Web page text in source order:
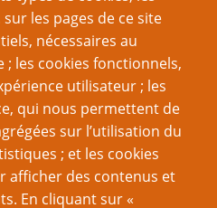
les pages de ce site
nécessaires au
les cookies fonctionnels,
utilisateur ; les
qui nous permettent de
sur l’utilisation du
; et les cookies
afficher des contenus et
En cliquant sur «